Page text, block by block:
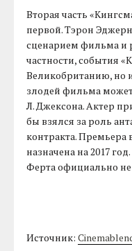
Вторая часть
первой. Тэрон
сценарием фильма и
частности, события
Великобританию, но
злодей фильма
Л. Джексона. Актер
бы взялся за роль
контракта. Премьера
назначена на 2017
Ферта официально
Источник: